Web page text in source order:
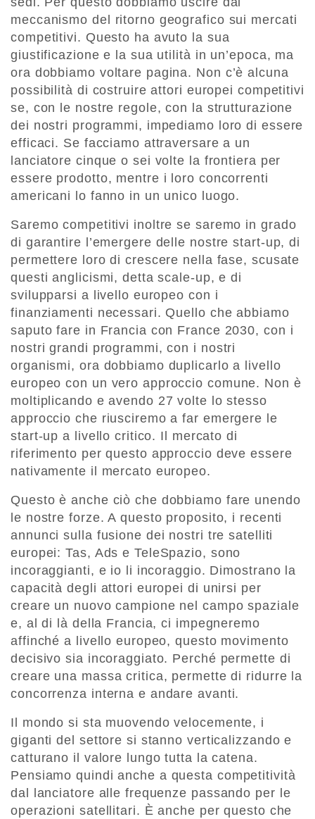
meccanismo del ritorno geografico sui mercati
competitivi. Questo ha avuto la sua
giustificazione e la sua utilità in un’epoca, ma
ora dobbiamo voltare pagina. Non c’è alcuna
possibilità di costruire attori europei competitivi
se, con le nostre regole, con la strutturazione
dei nostri programmi, impediamo loro di essere
efficaci. Se facciamo attraversare a un
lanciatore cinque o sei volte la frontiera per
essere prodotto, mentre i loro concorrenti
americani lo fanno in un unico luogo.
Saremo competitivi inoltre se saremo in grado
di garantire l’emergere delle nostre start-up, di
permettere loro di crescere nella fase, scusate
questi anglicismi, detta scale-up, e di
svilupparsi a livello europeo con i
finanziamenti necessari. Quello che abbiamo
saputo fare in Francia con France 2030, con i
nostri grandi programmi, con i nostri
organismi, ora dobbiamo duplicarlo a livello
europeo con un vero approccio comune. Non è
moltiplicando e avendo 27 volte lo stesso
approccio che riusciremo a far emergere le
start-up a livello critico. Il mercato di
riferimento per questo approccio deve essere
nativamente il mercato europeo.
Questo è anche ciò che dobbiamo fare unendo
le nostre forze. A questo proposito, i recenti
annunci sulla fusione dei nostri tre satelliti
europei: Tas, Ads e TeleSpazio, sono
incoraggianti, e io li incoraggio. Dimostrano la
capacità degli attori europei di unirsi per
creare un nuovo campione nel campo spaziale
e, al di là della Francia, ci impegneremo
affinché a livello europeo, questo movimento
decisivo sia incoraggiato. Perché permette di
creare una massa critica, permette di ridurre la
concorrenza interna e andare avanti.
Il mondo si sta muovendo velocemente, i
giganti del settore si stanno verticalizzando e
catturano il valore lungo tutta la catena.
Pensiamo quindi anche a questa competitività
dal lanciatore alle frequenze passando per le
operazioni satellitari. È anche per questo che